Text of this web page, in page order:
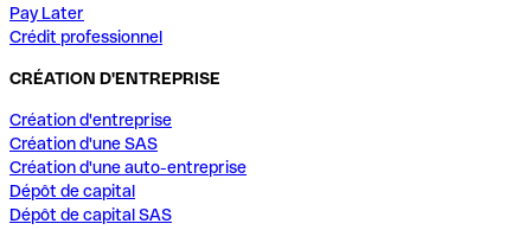
Pay Later
Crédit professionnel
CRÉATION D'ENTREPRISE
Création d'entreprise
Création d'une SAS
Création d'une auto-entreprise
Dépôt de capital
Dépôt de capital SAS